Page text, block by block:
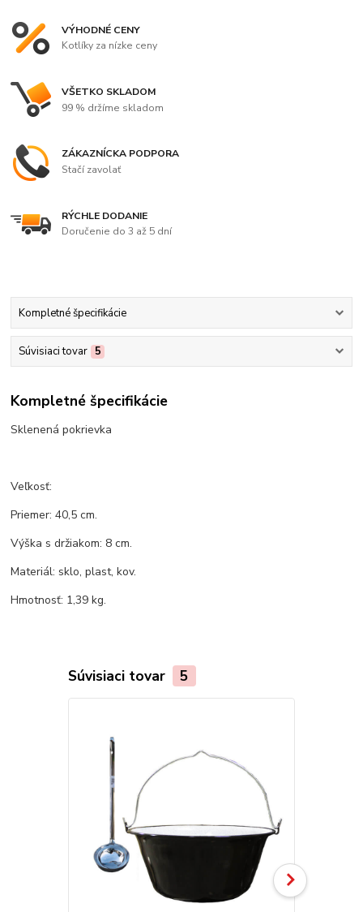
VÝHODNÉ CENY
Kotlíky za nízke ceny
VŠETKO SKLADOM
99 % držíme skladom
ZÁKAZNÍCKA PODPORA
Stačí zavolať
RÝCHLE DODANIE
Doručenie do 3 až 5 dní
Kompletné špecifikácie
Súvisiaci tovar 5
Kompletné špecifikácie
Sklenená pokrievka
Veľkosť:
Priemer: 40,5 cm.
Výška s držiakom: 8 cm.
Materiál: sklo, plast, kov.
Hmotnosť: 1,39 kg.
Súvisiaci tovar 5